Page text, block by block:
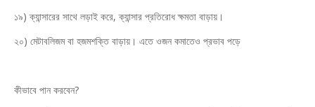
১৯) ক্যান্সারের সাথে লড়াই করে, ক্যান্সার প্রতিরোধ ক্ষমতা বাড়ায়।
২০) মেটাবলিজম বা হজমশক্তি বাড়ায়। এতে ওজন কমাতেও প্রভাব পড়ে
কীভাবে পান করবেন?